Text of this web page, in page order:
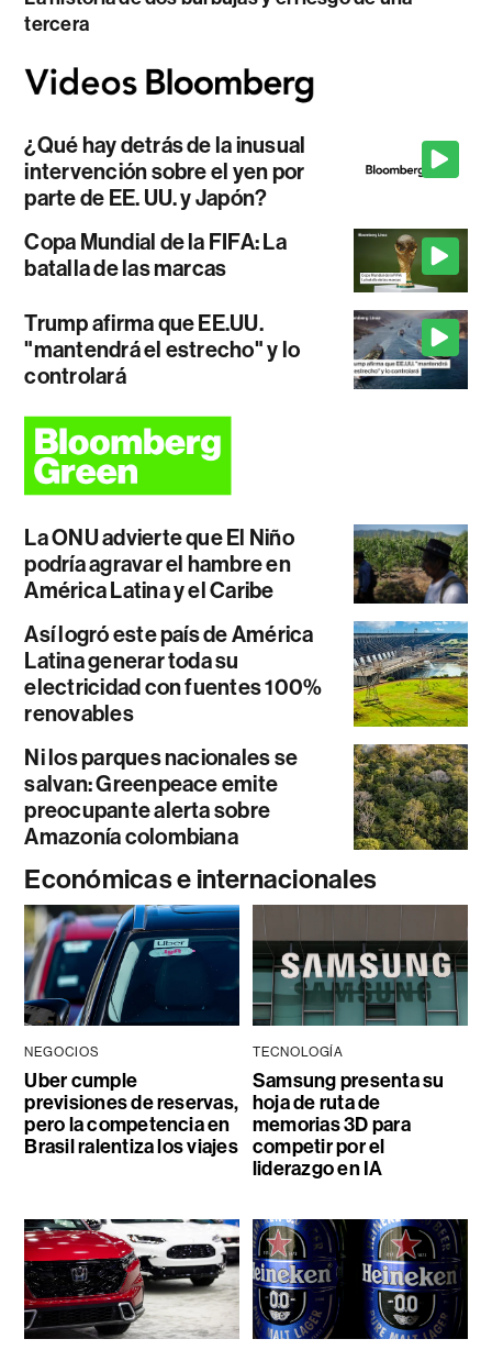
tercera
¿Qué hay detrás de la inusual
intervención sobre el yen por
parte de EE. UU. y Japón?
Copa Mundial de la FIFA: La
batalla de las marcas
Trump afirma que EE.UU.
"mantendrá el estrecho" y lo
controlará
La ONU advierte que El Niño
podría agravar el hambre en
América Latina y el Caribe
Así logró este país de América
Latina generar toda su
electricidad con fuentes 100%
renovables
Ni los parques nacionales se
salvan: Greenpeace emite
preocupante alerta sobre
Amazonía colombiana
Económicas e internacionales
NEGOCIOS
Uber cumple
previsiones de reservas,
pero la competencia en
Brasil ralentiza los viajes
TECNOLOGÍA
Samsung presenta su
hoja de ruta de
memorias 3D para
competir por el
liderazgo en IA